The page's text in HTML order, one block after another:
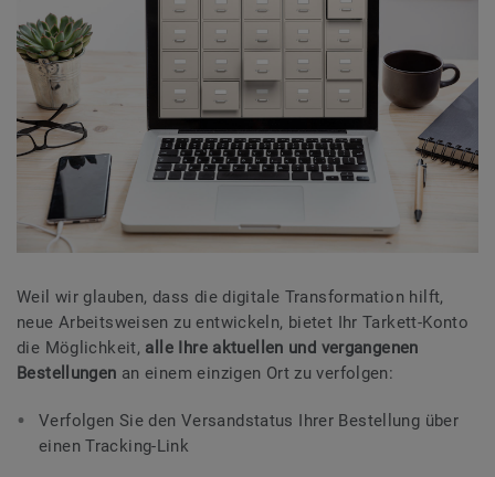
Weil wir glauben, dass die digitale Transformation hilft,
neue Arbeitsweisen zu entwickeln, bietet Ihr Tarkett-Konto
die Möglichkeit, alle Ihre aktuellen und vergangenen
Bestellungen an einem einzigen Ort zu verfolgen:
Verfolgen Sie den Versandstatus Ihrer Bestellung über
einen Tracking-Link